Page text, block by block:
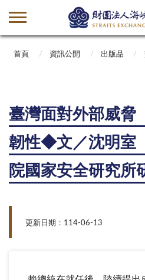
首頁 資訊公開 出版品
臺灣面對外部威
韌性◆文／沈明室
院國家安全研究所
更新日期：114-06-13